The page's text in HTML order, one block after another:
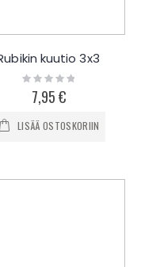
kuutio 3x3
Rating:
0%7,95 €
LISÄÄ OSTOSKORIIN